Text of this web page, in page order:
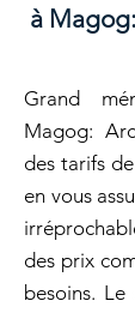
à
Grand
Magog:
des tarifs
en vous
des prix
besoins.